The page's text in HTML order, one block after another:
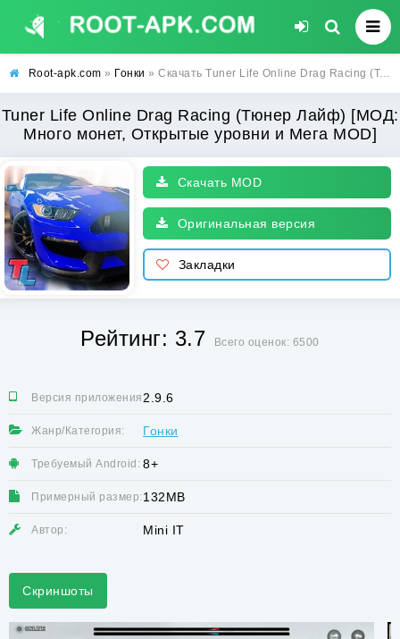
Root-apk.com » Гонки » Скачать Tuner Life Online Drag Racing (Тюнер Лайф) [МОД: Много монет, Открытые уровни и Мега MOD] | Взлом Tuner Life Online Drag Racing на Андроид
Tuner Life Online Drag Racing (Тюнер Лайф) [МОД:
Много монет, Открытые уровни и Мега MOD]
Скачать MOD
Оригинальная версия
Закладки
Рейтинг: 3.7 Всего оценок: 6500
Версия приложения:2.9.6
Жанр/Категория: Гонки
Требуемый Android: 8+
Примерный размер: 132MB
Автор: Mini IT
Скриншоты